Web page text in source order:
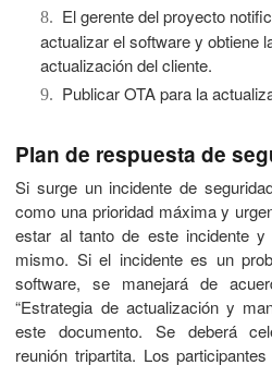
8. El gerente del proyecto
actualizar el software y obtiene
actualización del cliente.
9. Publicar OTA para la
Plan de respuesta de
Si surge un incidente de
como una prioridad máxima y
estar al tanto de este incidente
mismo. Si el incidente es un
software, se manejará de
“Estrategia de actualización y
este documento. Se deberá
reunión tripartita. Los